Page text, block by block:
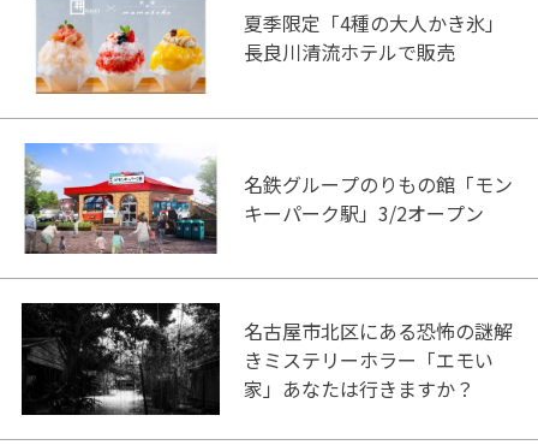
夏季限定「4種の大人かき氷」
長良川清流ホテルで販売
名鉄グループのりもの館「モン
キーパーク駅」3/2オープン
名古屋市北区にある恐怖の謎解
きミステリーホラー「エモい
家」あなたは行きますか？